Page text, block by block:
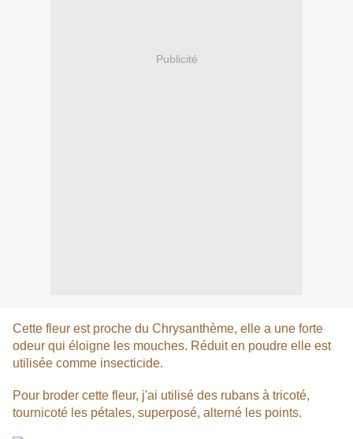
Publicité
Cette fleur est proche du Chrysanthème, elle a une forte
odeur qui éloigne les mouches. Réduit en poudre elle est
utilisée comme insecticide.
Pour broder cette fleur, j'ai utilisé des rubans à tricoté,
tournicoté les pétales, superposé, alterné les points.